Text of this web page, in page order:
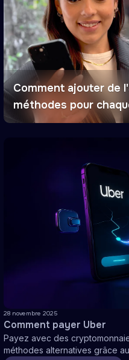
Comment ajouter de
méthodes pour
28 novembre 2025
Comment payer Uber
Payez avec des
méthodes alternatives grâce